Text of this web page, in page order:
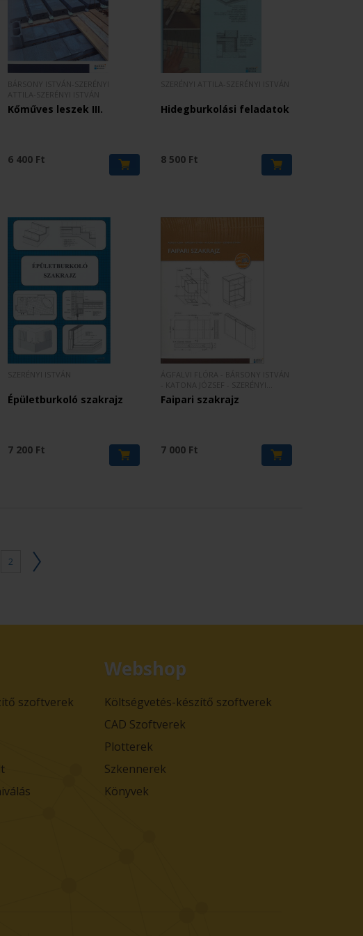
Kőműves leszek III.
6 400 Ft
Hidegburkolási feladatok
8 500 Ft
Épületburkoló szakrajz
7 200 Ft
ISTVÁN
Faipari szakrajz
7 000 Ft
2
szoftverek
Webshop
Költségvetés-készítő szoftverek
CAD Szoftverek
Plotterek
Szkennerek
Könyvek